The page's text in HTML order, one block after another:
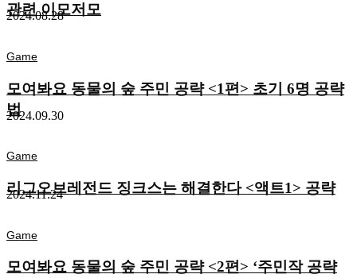
관련 이모저모
2024.08.28
Game
모여봐요 동물의 숲 주민 공략 <1편> 초기 6명 공략
법
2024.09.30
Game
리그오브레전드 징크스는 해결한다 <액트1> 공략
2024.11.24
Game
모여봐요 동물의 숲 주민 공략 <2편> ‘주민작 공략